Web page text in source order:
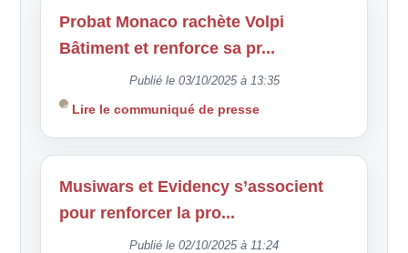
Probat Monaco rachète Volpi
Bâtiment et renforce sa pr...
Publié le 03/10/2025 à 13:35
Lire le communiqué de presse
Musiwars et Evidency s’associent
pour renforcer la pro...
Publié le 02/10/2025 à 11:24